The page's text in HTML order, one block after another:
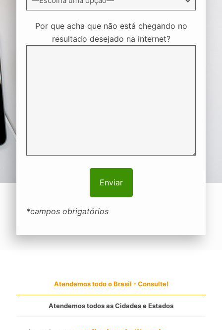
Por que acha que não está chegando no
resultado desejado na internet?
*campos obrigatórios
Atendemos todo o Brasil - Consulte!
Atendemos todos as Cidades e Estados